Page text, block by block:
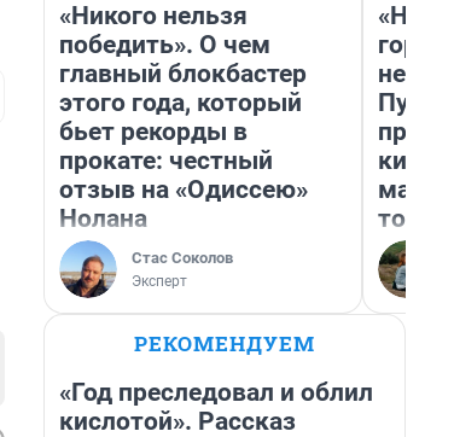
«Никого нельзя
победить». О чем
главный блокбастер
этого года, который
бьет рекорды в
прокате: честный
отзыв на «Одиссею»
Нолана
Стас Соколов
Эксперт
«Нет
того
РЕКОМЕНДУЕМ
«Год преследовал и облил
кислотой». Рассказ